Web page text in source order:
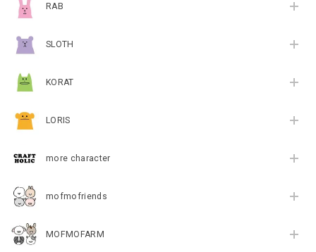
RAB
SLOTH
KORAT
LORIS
more character
mofmofriends
MOFMOFARM